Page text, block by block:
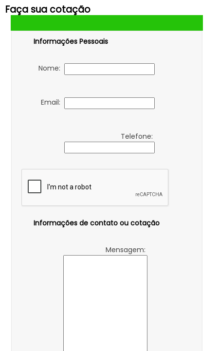
Faça sua cotação
Informações Pessoais
Nome:
Email:
Telefone:
Informações de contato ou cotação
Mensagem: